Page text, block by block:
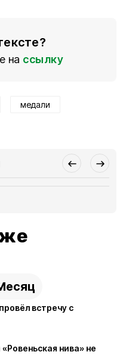
на ссылку
медали
встречу с
нива» не